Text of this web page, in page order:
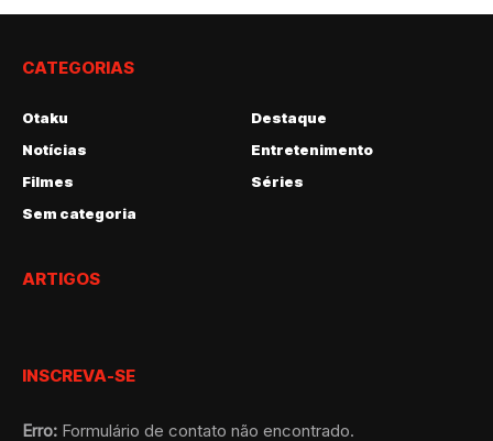
CATEGORIAS
Otaku
Destaque
Notícias
Entretenimento
Filmes
Séries
Sem categoria
ARTIGOS
INSCREVA-SE
Erro: Formulário de contato não encontrado.